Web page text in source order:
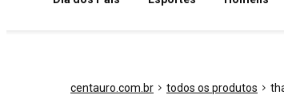
centauro.com.br todos os produtos